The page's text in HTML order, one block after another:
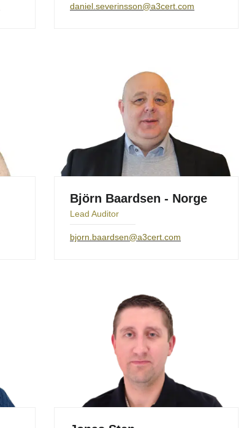
daniel.severinsson@a3cert.com
Björn Baardsen - Norge
Lead Auditor
bjorn.baardsen@a3cert.com